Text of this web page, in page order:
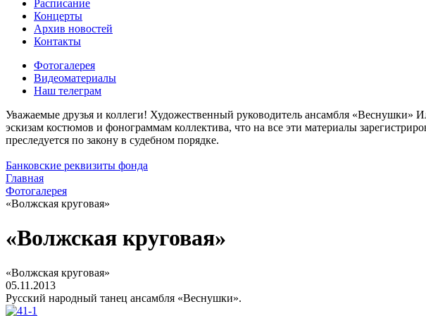
Расписание
Концерты
Архив новостей
Контакты
Фотогалерея
Видеоматериалы
Наш телеграм
Уважаемые друзья и коллеги! Художественный руководитель ансамбля «Веснушки»
эскизам костюмов и фонограммам коллектива, что на все эти материалы
преследуется по закону в судебном порядке.
Банковские реквизиты фонда
Главная
Фотогалерея
«Волжская круговая»
«Волжская круговая»
«Волжская круговая»
05.11.2013
Русский народный танец ансамбля «Веснушки».